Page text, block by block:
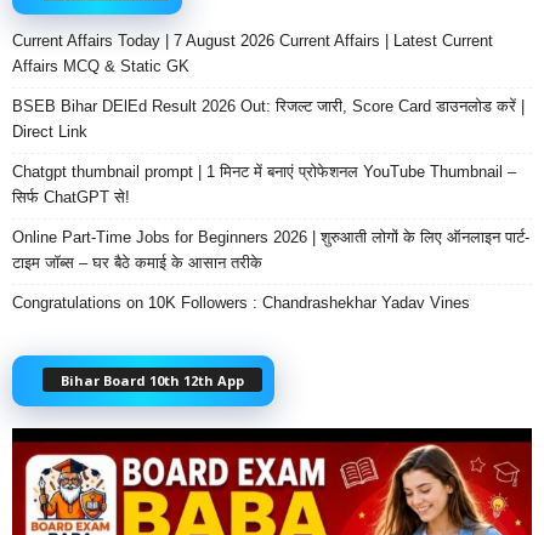
Current Affairs Today | 7 August 2026 Current Affairs | Latest Current
Affairs MCQ & Static GK
BSEB Bihar DElEd Result 2026 Out: रिजल्ट जारी, Score Card डाउनलोड करें |
Direct Link
Chatgpt thumbnail prompt | 1 मिनट में बनाएं प्रोफेशनल YouTube Thumbnail –
सिर्फ ChatGPT से!
Online Part-Time Jobs for Beginners 2026 | शुरुआती लोगों के लिए ऑनलाइन पार्ट-
टाइम जॉब्स – घर बैठे कमाई के आसान तरीके
Congratulations on 10K Followers : Chandrashekhar Yadav Vines
Bihar Board 10th 12th App